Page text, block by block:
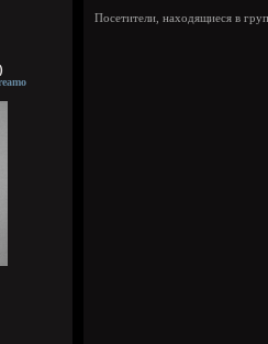
Посетители, находящиеся в